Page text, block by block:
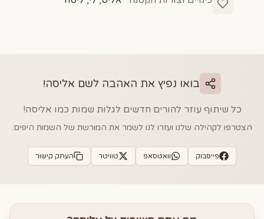
בואו נפיץ את האהבה לשם אליסה!
כל שיתוף עוזר להורים חדשים לגלות שמות כמו אליסה!
הצטרפו לקהילה שלנו ועזרו לנו לשמר את המורשת של השמות היפים.
פייסבוק וואטסאפ טוויטר העתק קישור